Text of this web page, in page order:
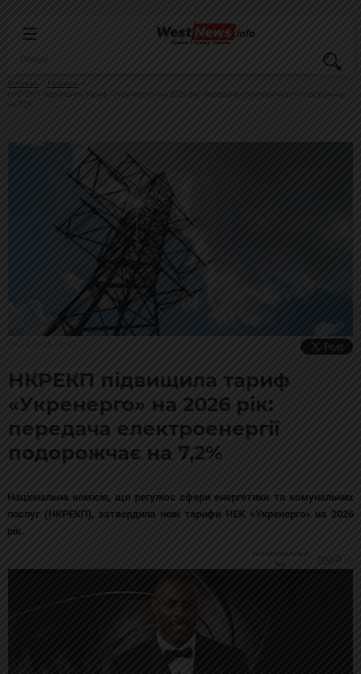
Головна
Новини
НКРЕКП підвищила тариф «Укренерго» на 2026 рік: передача електроенергії подорожчає
на 7,2%
НКРЕКП підвищила тариф
«Укренерго» на 2026 рік:
передача електроенергії
подорожчає на 7,2%
Національна комісія, що регулює сфери енергетики та комунальних
послуг (НКРЕКП), затвердила нові тарифи НЕК «Укренерго» на 2026
рік.